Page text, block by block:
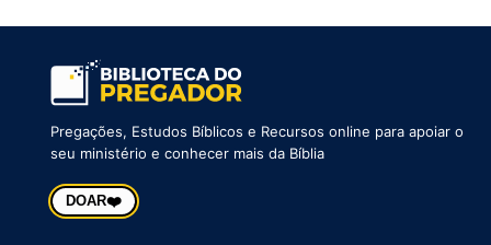
Pregações, Estudos Bíblicos e Recursos online para apoiar o
seu ministério e conhecer mais da Bíblia
DOAR❤️